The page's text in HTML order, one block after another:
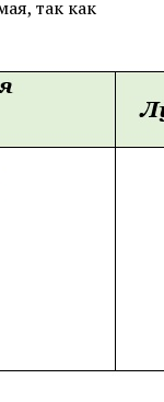
так как